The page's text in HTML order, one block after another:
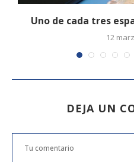
Uno de cada tres
12
DEJA UN